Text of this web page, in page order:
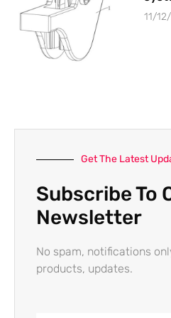
11/
Get The Latest
Subscribe To
Newsletter
No spam, notifications
products, updates.